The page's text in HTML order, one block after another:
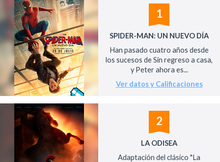
1
SPIDER-MAN: UN NUEVO DÍA
Han pasado cuatro años desde
los sucesos de Sin regreso a casa,
y Peter ahora es...
Ver datos y Calificaciones
2
LA ODISEA
Adaptación del clásico "La